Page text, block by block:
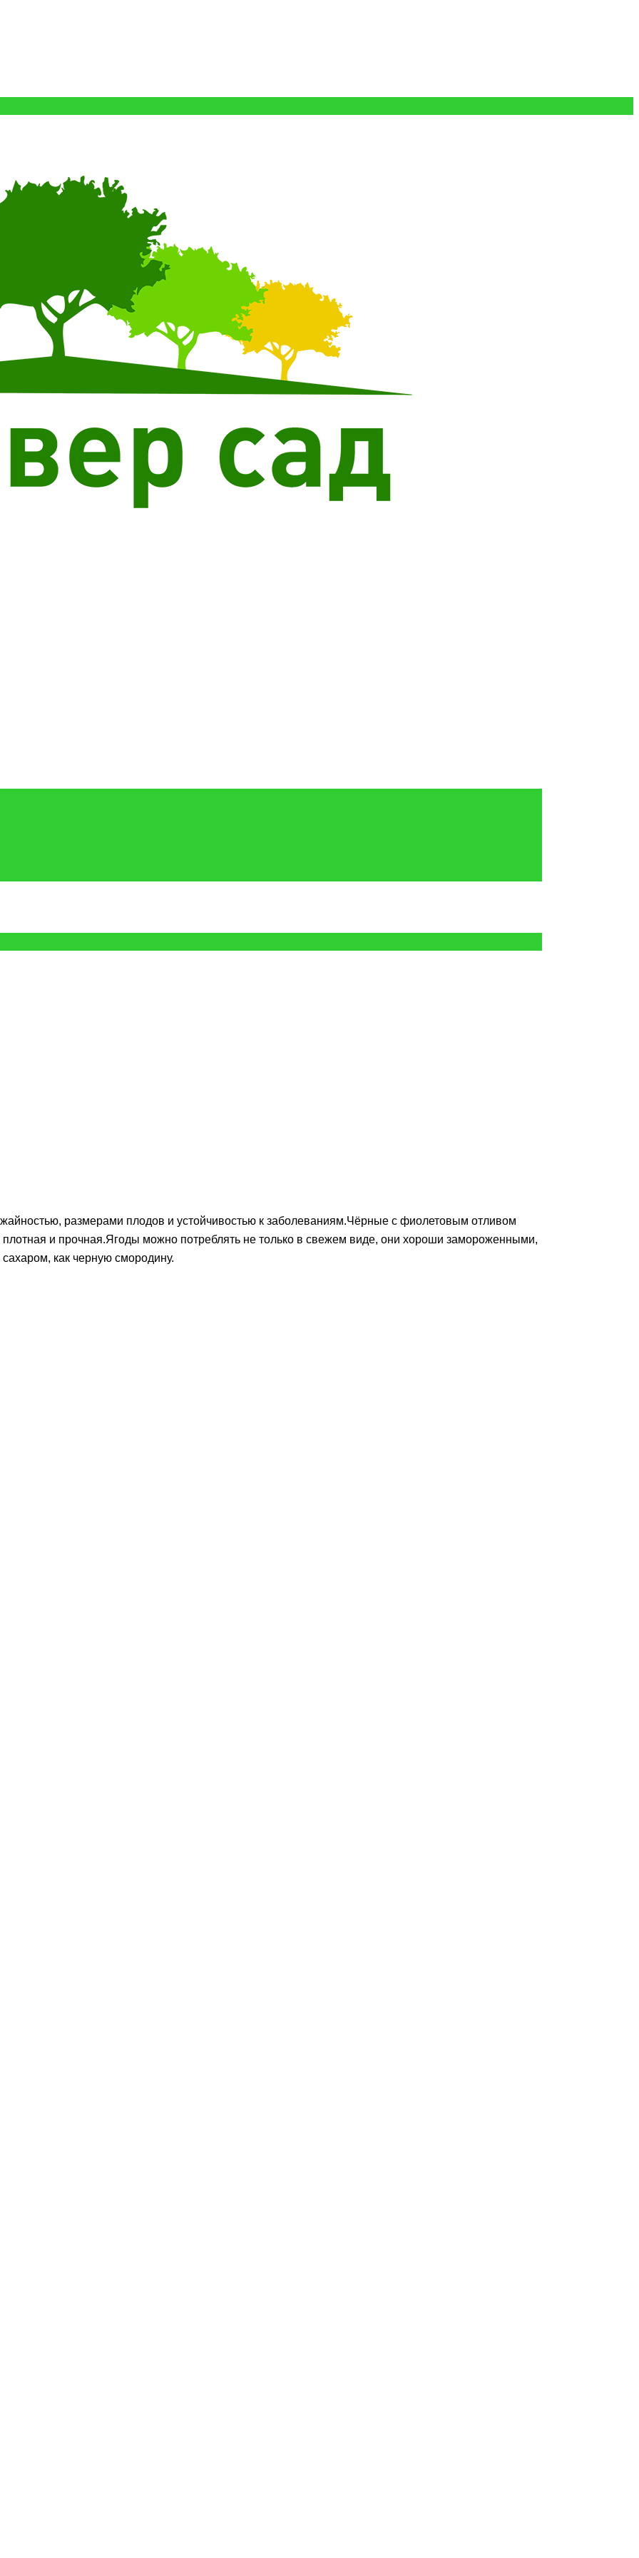
размерами плодов и устойчивостью к заболеваниям.Чёрные с фиолетовым отливом
и прочная.Ягоды можно потреблять не только в свежем виде, они хороши замороженными,
как черную смородину.